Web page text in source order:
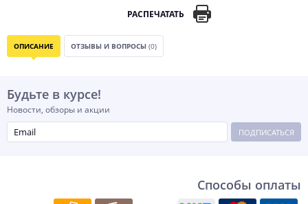
РАСПЕЧАТАТЬ
ОПИСАНИЕ ОТЗЫВЫ И ВОПРОСЫ (0)
Будьте в курсе!
Новости, обзоры и акции
ПОДПИСАТЬСЯ
Способы оплаты